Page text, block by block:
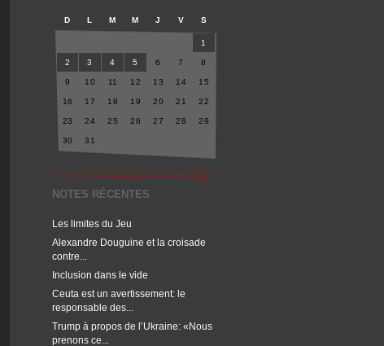
D L M M J V S
1
2 3 4 5 6 7 8
9 10 11 12 13 14 15
16 17 18 19 20 21 22
23 24 25 26 27 28 29
30 31
NOTES RÉCENTES
Les limites du Jeu
Alexandre Douguine et la croisade
contre...
Inclusion dans le vide
Ceuta est un avertissement: le
responsable des...
Trump à propos de l’Ukraine: «Nous
prenons ce...